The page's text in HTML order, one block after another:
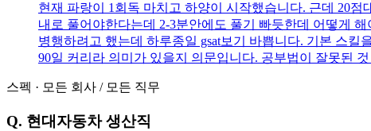
현재 파랑이 1회독 마치고 하양이 시작했습니다. 근데 20
내로 풀어야한다는데 2-3분안에도 풀기 빠듯한데 어떻게
병행하려고 했는데 하루종일 gsat보기 바쁩니다. 기본 스
90일 커리라 의미가 있을지 의문입니다. 공부법이 잘못된
스펙 · 모든 회사 / 모든 직무
Q. 현대자동차 생산직